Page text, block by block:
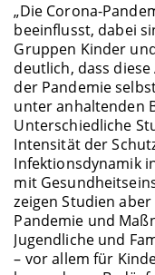
„Die Corona-
beeinflusst, dabei
Gruppen Kinder
deutlich, dass
der Pandemie
unter anhaltenden
Unterschiedliche
Intensität der
Infektionsdynamik
mit
zeigen Studien
Pandemie und
Jugendliche und
– vor allem für